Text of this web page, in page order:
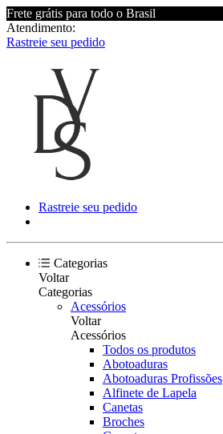
Frete grátis para todo o Brasil
Atendimento:
Rastreie seu pedido
Rastreie seu pedido
Categorias
Voltar
Categorias
Acessórios
Voltar
Acessórios
Todos os produtos
Abotoaduras
Abotoaduras Profissões
Alfinete de Lapela
Canetas
Broches